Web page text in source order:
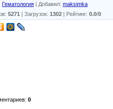
Гематология | Добавил: maksimka
: 5271 | Загрузок: 1302 | Рейтинг: 0.0/0
: 0